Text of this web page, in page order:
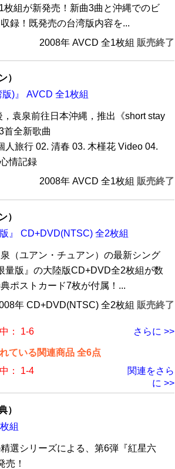
枚組が新発売！新曲3曲と沖縄でのビ
録！既発売の台湾版内容を...
2008年 AVCD 全1枚組 販売終了
）
版)』 AVCD 全1枚組
，袁泉前往日本沖縄，推出《short stay
首全新歌曲
人旅行 02. 清春 03. 木槿花 Video 04.
情記録
2008年 AVCD 全1枚組 販売終了
）
』 CD+DVD(NTSC) 全2枚組
（ユアン・チュアン）の最新シング
量版』の大陸版CD+DVD全2枚組が数
ポストカード7枚が付属！...
年 CD+DVD(NTSC) 全2枚組 販売終了
さらに >>
： 1-6
ている関連商品 全6点
関連をさら
に >>
： 1-4
）
組
選シリーズによる、第6弾『紅星六
売！